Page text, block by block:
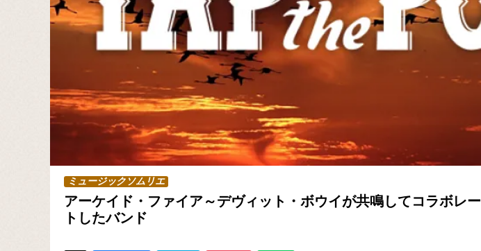
ミュージックソムリエ
アーケイド・ファイア～デヴィット・ボウイが共鳴してコラボレー
トしたバンド